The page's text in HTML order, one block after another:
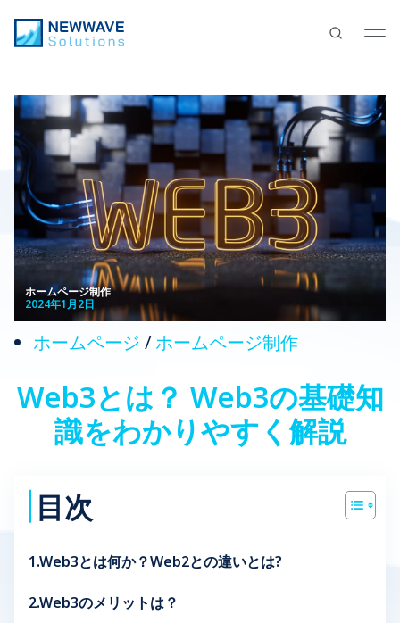
ホームページ制作
2024年1月2日
ホームページ / ホームページ制作
Web3とは？ Web3の基礎知
識をわかりやすく解説
目次
1.Web3とは何か？Web2との違いとは?
2.Web3のメリットは？